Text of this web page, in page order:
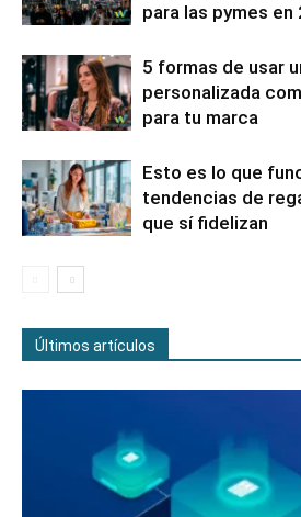
para las pymes en
5 formas de usar
personalizada
para tu marca
Esto es lo que
tendencias de
que sí fidelizan
Últimos artículos